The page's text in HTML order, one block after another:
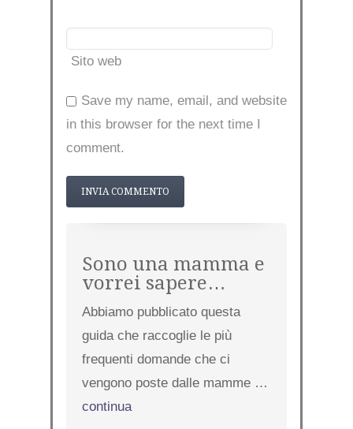
Sito web
Save my name, email, and website
in this browser for the next time I
comment.
Sono una mamma e
vorrei sapere…
Abbiamo pubblicato questa
guida che raccoglie le più
frequenti domande che ci
vengono poste dalle mamme …
continua